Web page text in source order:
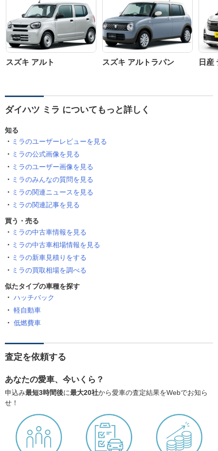
スズキ アルト スズキ アルトラパン 日産
ダイハツ ミラ についてもっと詳しく
知る
ミラのユーザーレビューを見る
ミラの公式画像を見る
ミラのユーザー画像を見る
ミラのみんなの質問を見る
ミラの関連ニュースを見る
ミラの関連記事を見る
買う・売る
ミラの中古車情報を見る
ミラの中古車相場情報を見る
ミラの新車見積りをする
ミラの買取相場を調べる
似たタイプの車種を探す
ハッチバック
軽自動車
低燃費車
査定を依頼する
あなたの愛車、今いくら？
申込み最短3時間後に最大20社から愛車の査定結果をWebでお知ら
せ！